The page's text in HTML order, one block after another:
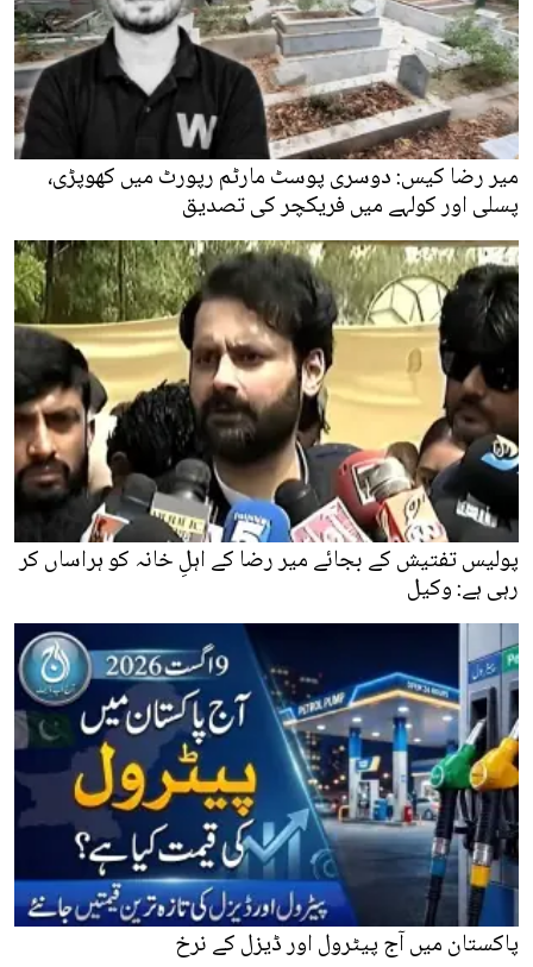
میر رضا کیس: دوسری پوسٹ مارٹم رپورٹ میں کھوپڑی،
پسلی اور کولہے میں فریکچر کی تصدیق
پولیس تفتیش کے بجائے میر رضا کے اہلِ خانہ کو ہراساں کر
رہی ہے: وکیل
پاکستان میں آج پیٹرول اور ڈیزل کے نرخ